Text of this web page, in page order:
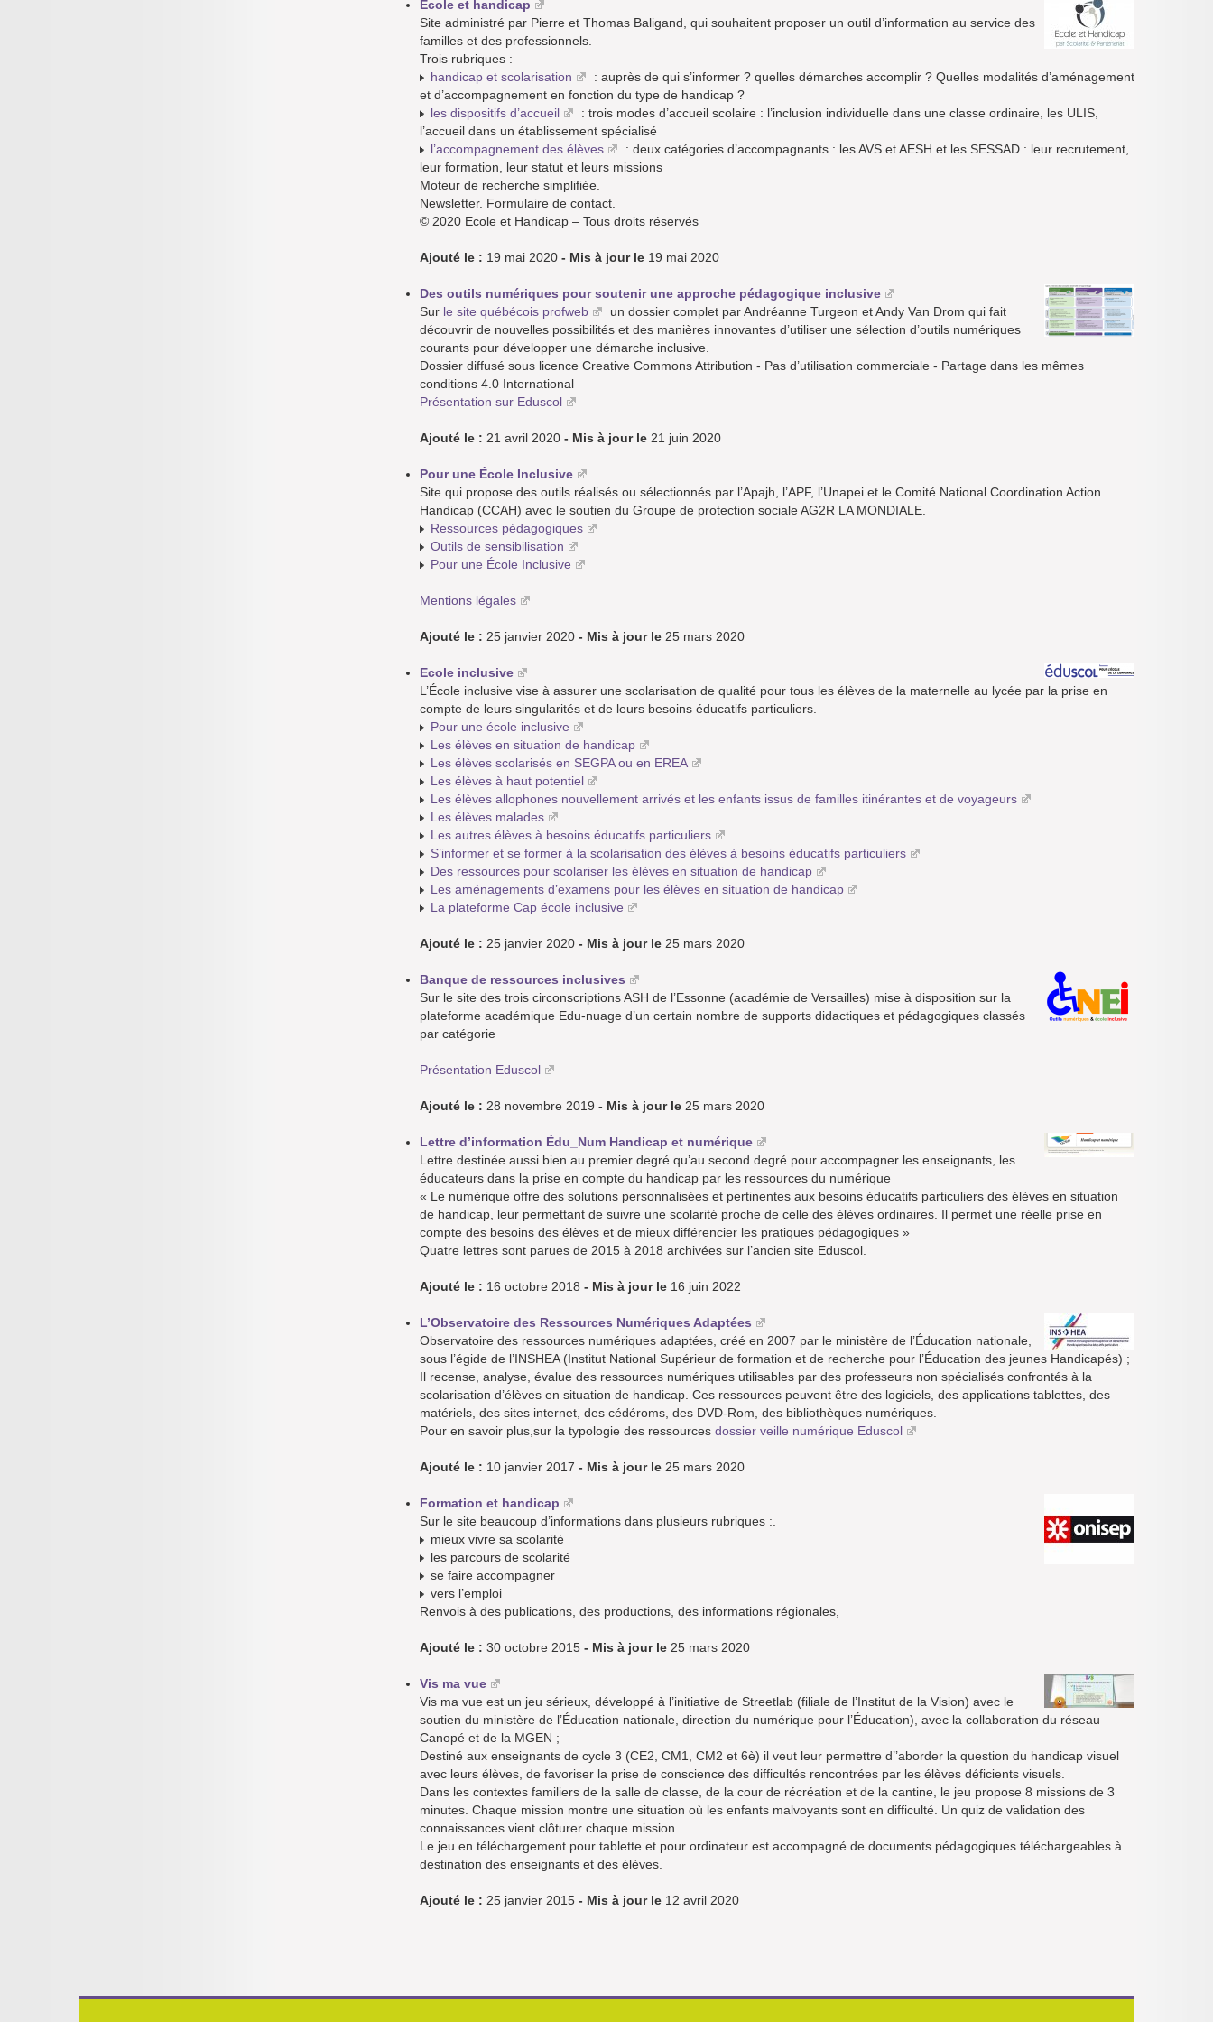
Ecole et handicap
Site administré par Pierre et Thomas Baligand, qui souhaitent proposer un outil d’information au service des
familles et des professionnels.
Trois rubriques :
handicap et scolarisation
: auprès de qui s’informer ? quelles démarches accomplir ? Quelles modalités d’aménagement
et d’accompagnement en fonction du type de handicap ?
les dispositifs d’accueil
: trois modes d’accueil scolaire : l’inclusion individuelle dans une classe ordinaire, les ULIS,
l’accueil dans un établissement spécialisé
l’accompagnement des élèves
: deux catégories d’accompagnants : les AVS et AESH et les SESSAD : leur recrutement,
leur formation, leur statut et leurs missions
Moteur de recherche simplifiée.
Newsletter. Formulaire de contact.
© 2020 Ecole et Handicap – Tous droits réservés
Ajouté le : 19 mai 2020 - Mis à jour le 19 mai 2020
Des outils numériques pour soutenir une approche pédagogique inclusive
Sur le site québécois profweb
un dossier complet par Andréanne Turgeon et Andy Van Drom qui fait
découvrir de nouvelles possibilités et des manières innovantes d’utiliser une sélection d’outils numériques
courants pour développer une démarche inclusive.
Dossier diffusé sous licence Creative Commons Attribution - Pas d’utilisation commerciale - Partage dans les mêmes
conditions 4.0 International
Présentation sur Eduscol
Ajouté le : 21 avril 2020 - Mis à jour le 21 juin 2020
Pour une École Inclusive
Site qui propose des outils réalisés ou sélectionnés par l’Apajh, l’APF, l’Unapei et le Comité National Coordination Action
Handicap (CCAH) avec le soutien du Groupe de protection sociale AG2R LA MONDIALE.
Ressources pédagogiques
Outils de sensibilisation
Pour une École Inclusive
Mentions légales
Ajouté le : 25 janvier 2020 - Mis à jour le 25 mars 2020
Ecole inclusive
L’École inclusive vise à assurer une scolarisation de qualité pour tous les élèves de la maternelle au lycée par la prise en
compte de leurs singularités et de leurs besoins éducatifs particuliers.
Pour une école inclusive
Les élèves en situation de handicap
Les élèves scolarisés en SEGPA ou en EREA
Les élèves à haut potentiel
Les élèves allophones nouvellement arrivés et les enfants issus de familles itinérantes et de voyageurs
Les élèves malades
Les autres élèves à besoins éducatifs particuliers
S’informer et se former à la scolarisation des élèves à besoins éducatifs particuliers
Des ressources pour scolariser les élèves en situation de handicap
Les aménagements d’examens pour les élèves en situation de handicap
La plateforme Cap école inclusive
Ajouté le : 25 janvier 2020 - Mis à jour le 25 mars 2020
Banque de ressources inclusives
Sur le site des trois circonscriptions ASH de l’Essonne (académie de Versailles) mise à disposition sur la
plateforme académique Edu-nuage d’un certain nombre de supports didactiques et pédagogiques classés
par catégorie
Présentation Eduscol
Ajouté le : 28 novembre 2019 - Mis à jour le 25 mars 2020
Lettre d’information Édu_Num Handicap et numérique
Lettre destinée aussi bien au premier degré qu’au second degré pour accompagner les enseignants, les
éducateurs dans la prise en compte du handicap par les ressources du numérique
« Le numérique offre des solutions personnalisées et pertinentes aux besoins éducatifs particuliers des élèves en situation
de handicap, leur permettant de suivre une scolarité proche de celle des élèves ordinaires. Il permet une réelle prise en
compte des besoins des élèves et de mieux différencier les pratiques pédagogiques »
Quatre lettres sont parues de 2015 à 2018 archivées sur l’ancien site Eduscol.
Ajouté le : 16 octobre 2018 - Mis à jour le 16 juin 2022
L’Observatoire des Ressources Numériques Adaptées
Observatoire des ressources numériques adaptées, créé en 2007 par le ministère de l’Éducation nationale,
sous l’égide de l’INSHEA (Institut National Supérieur de formation et de recherche pour l’Éducation des jeunes Handicapés) ;
Il recense, analyse, évalue des ressources numériques utilisables par des professeurs non spécialisés confrontés à la
scolarisation d’élèves en situation de handicap. Ces ressources peuvent être des logiciels, des applications tablettes, des
matériels, des sites internet, des cédéroms, des DVD-Rom, des bibliothèques numériques.
Pour en savoir plus,sur la typologie des ressources dossier veille numérique Eduscol
Ajouté le : 10 janvier 2017 - Mis à jour le 25 mars 2020
Formation et handicap
Sur le site beaucoup d’informations dans plusieurs rubriques :.
mieux vivre sa scolarité
les parcours de scolarité
se faire accompagner
vers l’emploi
Renvois à des publications, des productions, des informations régionales,
Ajouté le : 30 octobre 2015 - Mis à jour le 25 mars 2020
Vis ma vue
Vis ma vue est un jeu sérieux, développé à l’initiative de Streetlab (filiale de l’Institut de la Vision) avec le
soutien du ministère de l’Éducation nationale, direction du numérique pour l’Éducation), avec la collaboration du réseau
Canopé et de la MGEN ;
Destiné aux enseignants de cycle 3 (CE2, CM1, CM2 et 6è) il veut leur permettre d’’aborder la question du handicap visuel
avec leurs élèves, de favoriser la prise de conscience des difficultés rencontrées par les élèves déficients visuels.
Dans les contextes familiers de la salle de classe, de la cour de récréation et de la cantine, le jeu propose 8 missions de 3
minutes. Chaque mission montre une situation où les enfants malvoyants sont en difficulté. Un quiz de validation des
connaissances vient clôturer chaque mission.
Le jeu en téléchargement pour tablette et pour ordinateur est accompagné de documents pédagogiques téléchargeables à
destination des enseignants et des élèves.
Ajouté le : 25 janvier 2015 - Mis à jour le 12 avril 2020